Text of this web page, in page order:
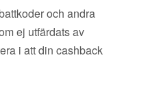
och andra
ej utfärdats av
i att din cashback